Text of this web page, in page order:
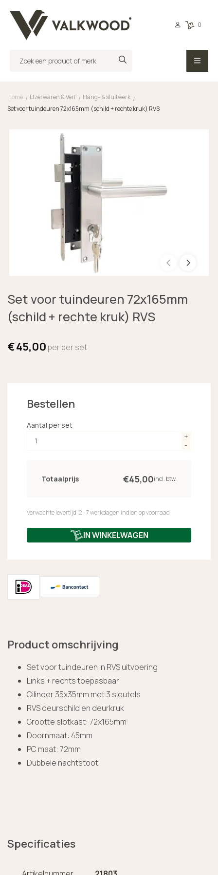
0
Home / IJzerwaren & Verf / Hang- & sluitwerk /
Set voor tuindeuren 72x165mm (schild + rechte kruk) RVS
Set voor tuindeuren 72x165mm
(schild + rechte kruk) RVS
€45,00 per per set
Bestellen
Aantal per set
Totaalprijs €45,00incl. btw.
Verwachte levertijd: 2 - 7 werkdagen indien op voorraad
IN WINKELWAGEN
Product omschrijving
Set voor tuindeuren in RVS uitvoering
Links + rechts toepasbaar
Cilinder 35x35mm met 3 sleutels
RVS deurschild en deurkruk
Grootte slotkast: 72x165mm
Doornmaat: 45mm
PC maat: 72mm
Dubbele nachtstoot
Specificaties